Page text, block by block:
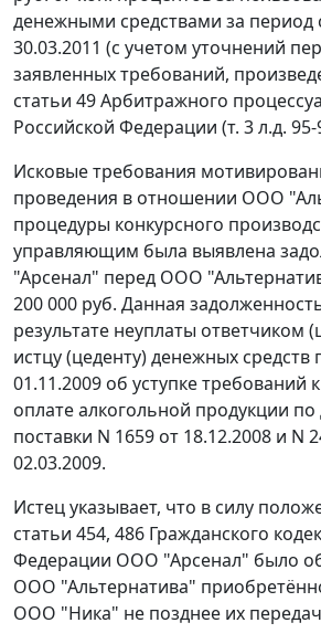
денежными средствами за период
30.03.2011 (с учетом уточнений
заявленных требований,
статьи 49Арбитражного
Российской Федерации (т. 3 л.д. 95-
Исковые требования
проведения в отношении ООО
процедуры конкурсного
управляющим была выявлена
"Арсенал" перед ООО
200 000 руб. Данная
результате неуплаты ответчиком
истцу (цеденту) денежных
01.11.2009 об уступке
оплате алкогольной продукции
поставки N 1659 от 18.12.2008 и N
02.03.2009.
Истец указывает, что в силу
статьи 454, 486 Гражданского
Федерации ООО "Арсенал" было
ООО "Альтернатива"
ООО "Ника" не позднее их